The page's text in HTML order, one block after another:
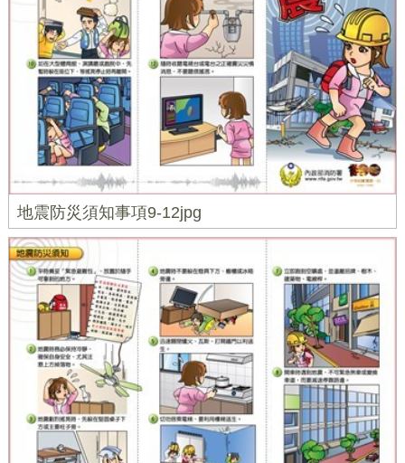
地震防災須知事項9-12jpg